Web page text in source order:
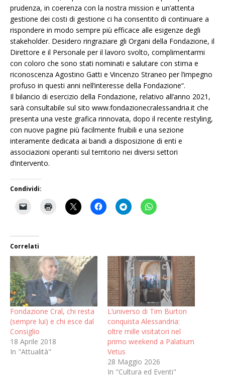
prudenza, in coerenza con la nostra mission e un’attenta
gestione dei costi di gestione ci ha consentito di continuare a
rispondere in modo sempre più efficace alle esigenze degli
stakeholder. Desidero ringraziare gli Organi della Fondazione, il
Direttore e il Personale per il lavoro svolto, complimentarmi
con coloro che sono stati nominati e salutare con stima e
riconoscenza Agostino Gatti e Vincenzo Straneo per l’impegno
profuso in questi anni nell’interesse della Fondazione“.
Il bilancio di esercizio della Fondazione, relativo all’anno 2021,
sarà consultabile sul sito www.fondazionecralessandria.it che
presenta una veste grafica rinnovata, dopo il recente restyling,
con nuove pagine più facilmente fruibili e una sezione
interamente dedicata ai bandi a disposizione di enti e
associazioni operanti sul territorio nei diversi settori
d’intervento.
Condividi:
Correlati
Fondazione Cral, chi resta
(sempre lui) e chi esce dal
Consiglio
18 Aprile 2018
In "Attualità"
L’universo di Tim Burton
conquista Alessandria:
oltre mille visitatori nel
primo weekend a Palatium
Vetus
28 Maggio 2026
In "Cultura ed Eventi"